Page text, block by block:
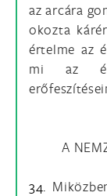
az arcára
okozta
értelme az
mi az
A
34.